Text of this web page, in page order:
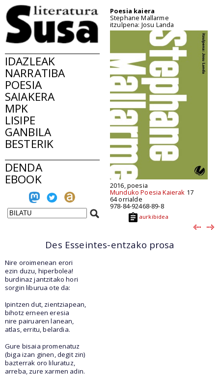
IDAZLEAK
NARRATIBA
POESIA
SAIAKERA
MPK
LISIPE
GANBILA
BESTERIK
DENDA
EBOOK
Poesia kaiera
Stephane Mallarme
itzulpena: Josu Landa
2016, poesia
Munduko Poesia Kaierak 17
64 orrialde
978-84-92468-89-8
aurkibidea
Des Esseintes-entzako prosa
Nire oroimenean erori
ezin duzu, hiperbolea!
burdinaz jantzitako hori
sorgin liburua ote da:
Ipintzen dut, zientziapean,
bihotz erneen eresia
nire pairuaren lanean,
atlas, erritu, belardia.
Gure bisaia promenatuz
(biga izan ginen, degit zin)
bazterrak oro liluratuz,
arreba, zure xarmen adin.